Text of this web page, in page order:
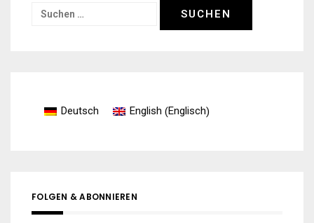
Suchen
Deutsch English (Englisch)
FOLGEN & ABONNIEREN